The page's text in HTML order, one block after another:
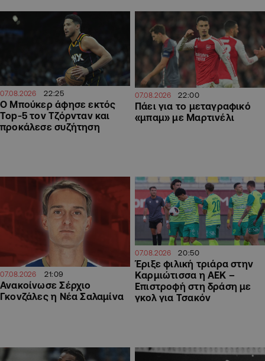
07.08.2026 22:25
Ο Μπούκερ άφησε εκτός
Top-5 τον Τζόρνταν και
προκάλεσε συζήτηση
07.08.2026 22:00
Πάει για το μεταγραφικό
«μπαμ» με Μαρτινέλι
07.08.2026 21:09
Ανακοίνωσε Σέρχιο
Γκονζάλες η Νέα Σαλαμίνα
07.08.2026 20:50
Έριξε φιλική τριάρα στην
Καρμιώτισσα η ΑΕΚ –
Επιστροφή στη δράση με
γκολ για Τσακόν